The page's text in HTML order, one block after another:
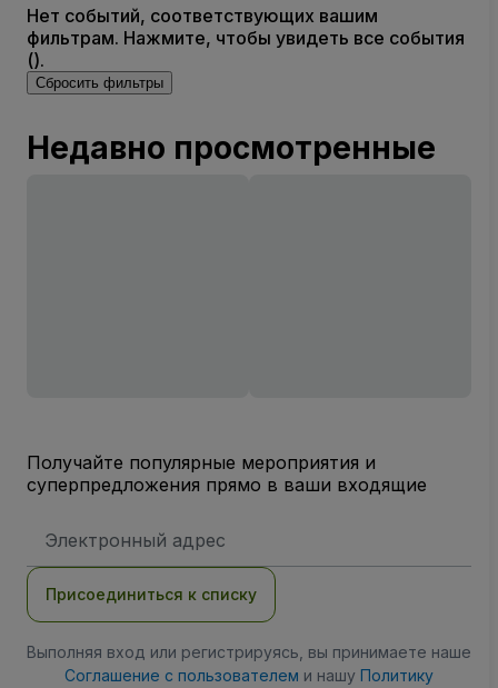
Нет событий, соответствующих вашим
фильтрам. Нажмите, чтобы увидеть все события
().
Сбросить фильтры
Недавно просмотренные
Получайте популярные мероприятия и
суперпредложения прямо в ваши входящие
электронной
Присоединиться к списку
Выполняя вход или регистрируясь, вы принимаете наше
Соглашение с пользователем и нашу Политику